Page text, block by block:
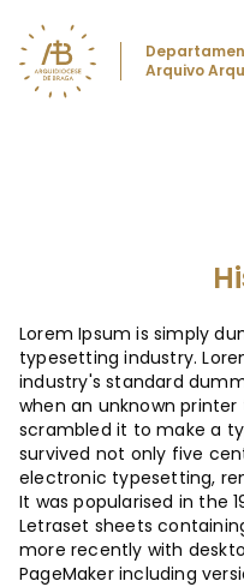
Arquivo
Lorem Ipsum is simply
typesetting industry.
industry's standard
when an unknown
scrambled it to make a
survived not only five
electronic typesetting,
It was popularised in the
Letraset sheets
more recently with
PageMaker including